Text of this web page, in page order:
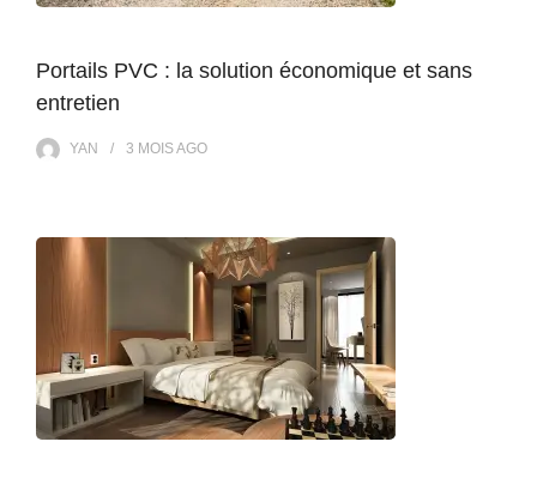
Portails PVC : la solution économique et sans
entretien
YAN 3 MOISAGO